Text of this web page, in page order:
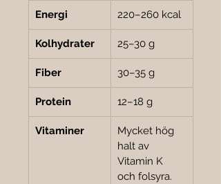
Energi 220–260 kcal
Kolhydrater 25–30 g
Fiber 30–35 g
Protein 12–18 g
Vitaminer
Mycket hög
halt av
Vitamin K
och folsyra.